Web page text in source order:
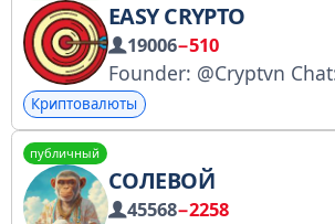
EASY CRYPTO
19006−510
Криптовалюты
публичный
СОЛЕВОЙ
45568−2258